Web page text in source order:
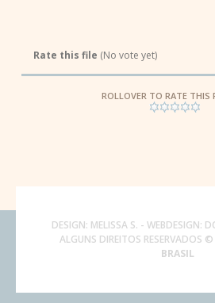
Rate this file (No vote yet)
ROLLOVER TO RATE THIS
DESIGN: MELISSA S. - WEBDESIGN:
ALGUNS DIREITOS RESERVADOS ©
BRASIL